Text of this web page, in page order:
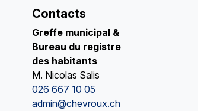
Contacts
Greffe municipal &
Bureau du registre
des habitants
M. Nicolas Salis
026 667 10 05
admin@chevroux.ch